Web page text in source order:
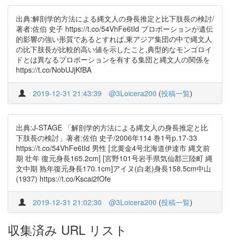
出典:解剖学的方法による縄文人の身長推定と比下肢長の検討/
著者:佐伯 史子 https://t.co/54VhFe6tId プロポーションが遺伝
的影響の強い形質であるとすれば,東アジア集団の中で縄文人
の比下肢長が比較的高い値を示したこと,典型的なモンゴロイ
ドとは異なるプロポーションを有する集団と縄文人の関係を
https://t.co/NobUJjKfBA
2019-12-31 21:43:39 @3Loicera200 (投稿一覧)
出典:J-STAGE 「解剖学的方法による縄文人の身長推定と比
下肢長の検討」著者:佐伯 史子/2006年114 巻1号p.17-33
https://t.co/54VhFe6tId 男性 [北黄金4号北海道伊達市 縄文前
期 壮年 復元身長165.2cm] [宮野101号岩手県気仙郡三陸町 縄
文中期 熟年復元身長170.1cm]アイヌ(白老)身長158.5cm中山
(1937) https://t.co/Kscai2fOfe
2019-12-31 21:02:30 @3Loicera200 (投稿一覧)
収集済み URL リスト